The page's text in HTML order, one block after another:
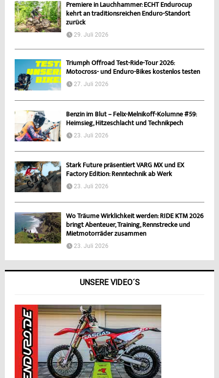
Premiere in Lauchhammer: ECHT Endurocup
kehrt an traditionsreichen Enduro-Standort
zurück
29. Juli 2026
Triumph Offroad Test-Ride-Tour 2026:
Motocross- und Enduro-Bikes kostenlos testen
27. Juli 2026
Benzin im Blut – Felix-Melnikoff-Kolumne #59:
Heimsieg, Hitzeschlacht und Technikpech
23. Juli 2026
Stark Future präsentiert VARG MX und EX
Factory Edition: Renntechnik ab Werk
23. Juli 2026
Wo Träume Wirklichkeit werden: RIDE KTM 2026
bringt Abenteuer, Training, Rennstrecke und
Mietmotorräder zusammen
23. Juli 2026
UNSERE VIDEO´S